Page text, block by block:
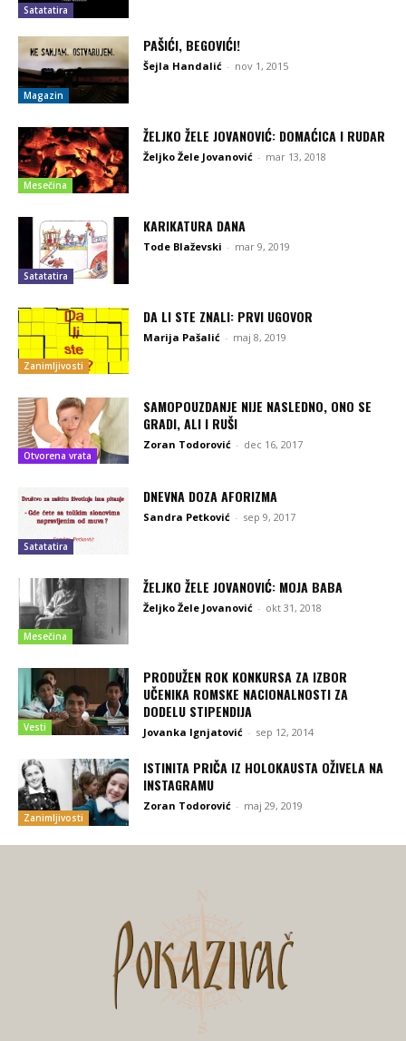
Satatatira
Magazin
PAŠIĆI, BEGOVIĆI!
Šejla Handalić - nov 1, 2015
Mesečina
ŽELJKO ŽELE JOVANOVIĆ: DOMAĆICA I RUDAR
Željko Žele Jovanović - mar 13, 2018
Satatatira
KARIKATURA DANA
Tode Blaževski - mar 9, 2019
Zanimljivosti
DA LI STE ZNALI: PRVI UGOVOR
Marija Pašalić - maj 8, 2019
Otvorena vrata
SAMOPOUZDANJE NIJE NASLEDNO, ONO SE
GRADI, ALI I RUŠI
Zoran Todorović - dec 16, 2017
Satatatira
DNEVNA DOZA AFORIZMA
Sandra Petković - sep 9, 2017
Mesečina
ŽELJKO ŽELE JOVANOVIĆ: MOJA BABA
Željko Žele Jovanović - okt 31, 2018
Vesti
PRODUŽEN ROK KONKURSA ZA IZBOR
UČENIKA ROMSKE NACIONALNOSTI ZA
DODELU STIPENDIJA
Jovanka Ignjatović - sep 12, 2014
Zanimljivosti
ISTINITA PRIČA IZ HOLOKAUSTA OŽIVELA NA
INSTAGRAMU
Zoran Todorović - maj 29, 2019